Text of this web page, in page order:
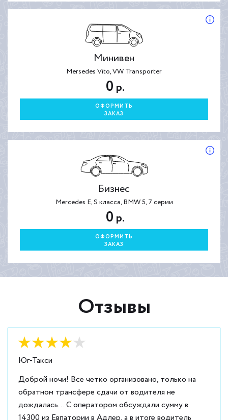
Минивен
Mersedes Vito, VW Transporter
0 р.
ОФОРМИТЬ
ЗАКАЗ
Бизнес
Mercedes E, S класса, BMW 5, 7 серии
0 р.
ОФОРМИТЬ
ЗАКАЗ
Отзывы
Юг-Такси
Оценка: 4
Доброй ночи! Все четко организовано, только на
обратном трансфере сдачи от водителя не
дождалась... С оператором обсуждали сумму в